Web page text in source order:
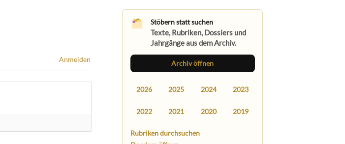
Anmelden
Stöbern statt suchen
Texte, Rubriken, Dossiers und
Jahrgänge aus dem Archiv.
Archiv öffnen
2026 2025 2024 2023
2022 2021 2020 2019
Rubriken durchsuchen